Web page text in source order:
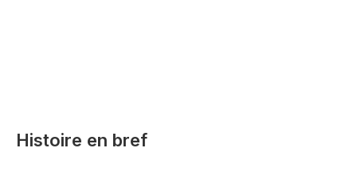
Histoire en bref